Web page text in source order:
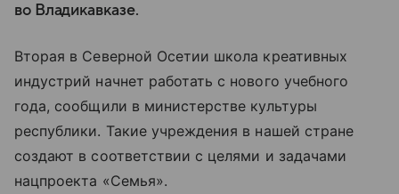
во Владикавказе.
Вторая в Северной Осетии школа креативных
индустрий начнет работать с нового учебного
года, сообщили в министерстве культуры
республики. Такие учреждения в нашей стране
создают в соответствии с целями и задачами
нацпроекта «Семья».